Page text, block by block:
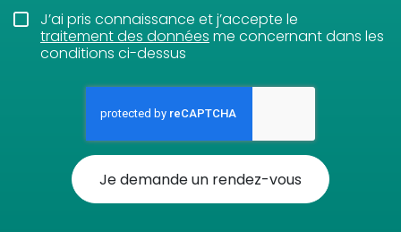
J’ai pris connaissance et j’accepte le
traitement des données me concernant dans les
conditions ci-dessus
Je demande un rendez-vous